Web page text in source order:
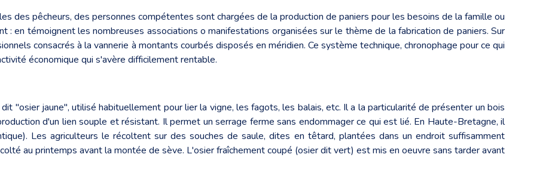
des pêcheurs, des personnes compétentes sont chargées de la production de paniers pour les besoins de la famille ou
: en témoignent les nombreuses associations o manifestations organisées sur le thème de la fabrication de paniers. Sur
consacrés à la vannerie à montants courbés disposés en méridien. Ce système technique, chronophage pour ce qui
économique qui s'avère difficilement rentable.
dit "osier jaune", utilisé habituellement pour lier la vigne, les fagots, les balais, etc. Il a la particularité de présenter un bois
d'un lien souple et résistant. Il permet un serrage ferme sans endommager ce qui est lié. En Haute-Bretagne, il
Les agriculteurs le récoltent sur des souches de saule, dites en têtard, plantées dans un endroit suffisamment
au printemps avant la montée de sève. L'osier fraîchement coupé (osier dit vert) est mis en oeuvre sans tarder avant